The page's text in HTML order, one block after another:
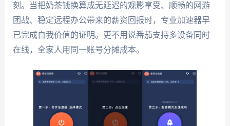
刻。当把奶茶钱换算成无延迟的观影享受、顺畅的网游
团战、稳定远程办公带来的薪资回报时，专业加速器早
已完成自我价值的证明。更不用说番茄支持多设备同时
在线，全家人用同一账号分摊成本。